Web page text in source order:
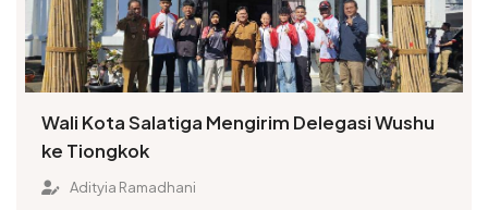
Wali Kota Salatiga Mengirim Delegasi Wushu
ke Tiongkok
Adityia Ramadhani